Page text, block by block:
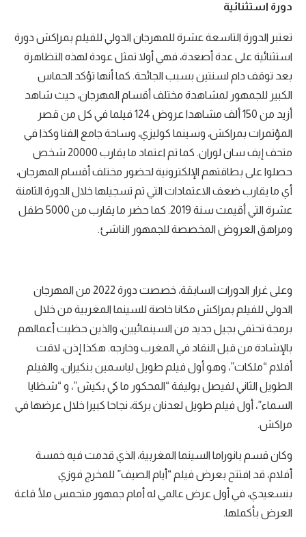
دورة استثنائية
تعتبر الدورة التاسعة عشرة للمهرجان الدولي للفيلم بمراكش دورة
استثنائية على عدة أصعدة، فهي أولا تمثل عودة لهذه التظاهرة
بعد توقف دام لسنتين بسبب الجائحة. كما أنها تؤكد الحماس
الكبير للجمهور لمشاهدة مختلف أقسام المهرجان، حيث شاهد
أزيد من 150 ألف مشاهدا عروض 124 فيلما في كل من قصر
المؤتمرات بمراكش، وسينما كوليزي، وساحة جامع الفنا وكذا في
متحف إيف سان لوران. كما تم اعتماد ما يقارب 20000 شخص
حصلوا على بطاقتهم الإلكترونية لحضور مختلف أقسام المهرجان،
أي ما يقارب ضعف الاعتمادات التي تم تسجيلها خلال الدورة الثامنة
عشرة التي أقيمت سنة 2019. كما حضر ما يقارب من 5000 طفل
ومراهق العروض المخصصة للجمهور الناشئ.
وعلى غرار الدورات السابقة، خصصت دورة 2022 من المهرجان
الدولي للفيلم بمراكش مكانا خاصة للسينما المغربية من خلال
برمجة تحتفي بجيل جديد من السينمائيين، والذين حظيت أعمالهم
بالإشادة من قبل النقاد في المغرب وخارجه. هكذا إذن، لاقت
أفلام “ملكات”، وهو أول فيلم طويل لياسمين بنكيران، والفيلم
الطويل الثاني لفيصل بوليفة “المحكور ما كي بكيش”، و “شظايا
السماء”، أول فيلم طويل لعدنان بركة، نجاحا كبيرا خلال عرضها في
مراكش.
وكان قسم بانوراما السينما المغربية، الذي قدمت فيه خمسة
أفلام، قد افتتح بعرض فيلم “أيام الصيف” للمخرج فوزي
بنسعيدي، في أول عرض عالمي له أمام جمهور متحمس ملأ قاعة
العرض بأكملها.